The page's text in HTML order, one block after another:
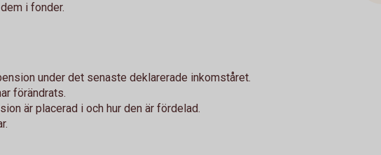
i fonder.
under det senaste deklarerade inkomståret.
förändrats.
är placerad i och hur den är fördelad.